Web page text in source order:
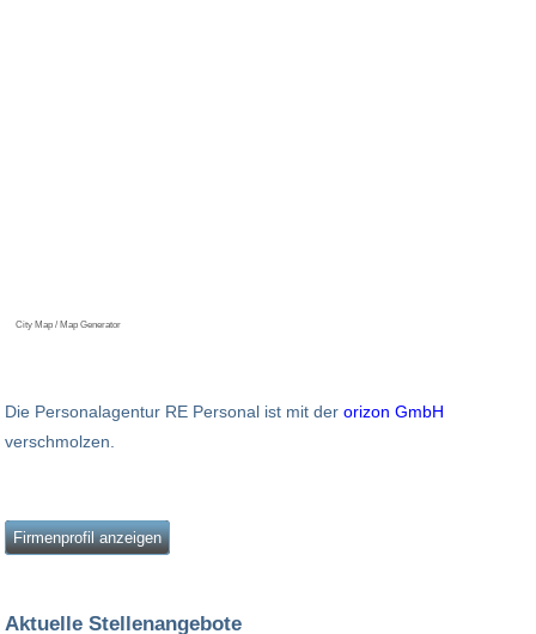
City Map / Map Generator
Die Personalagentur RE Personal ist mit der orizon GmbH
verschmolzen.
Firmenprofil anzeigen
Aktuelle Stellenangebote